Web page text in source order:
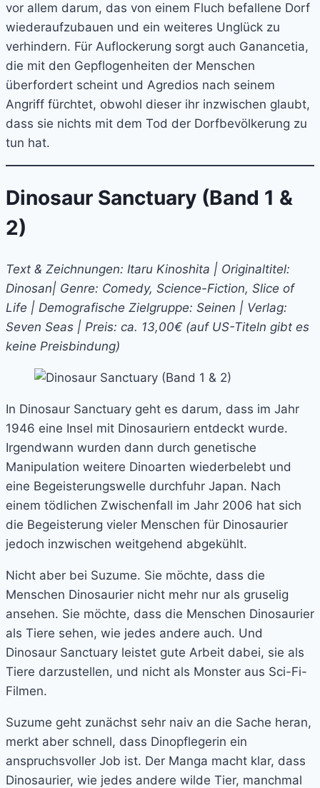
vor allem darum, das von einem Fluch befallene Dorf
wiederaufzubauen und ein weiteres Unglück zu
verhindern. Für Auflockerung sorgt auch Ganancetia,
die mit den Gepflogenheiten der Menschen
überfordert scheint und Agredios nach seinem
Angriff fürchtet, obwohl dieser ihr inzwischen glaubt,
dass sie nichts mit dem Tod der Dorfbevölkerung zu
tun hat.
Dinosaur Sanctuary (Band 1 &
2)
Text & Zeichnungen: Itaru Kinoshita | Originaltitel:
Dinosan| Genre: Comedy, Science-Fiction, Slice of
Life | Demografische Zielgruppe: Seinen | Verlag:
Seven Seas | Preis: ca. 13,00€ (auf US-Titeln gibt es
keine Preisbindung)
In Dinosaur Sanctuary geht es darum, dass im Jahr
1946 eine Insel mit Dinosauriern entdeckt wurde.
Irgendwann wurden dann durch genetische
Manipulation weitere Dinoarten wiederbelebt und
eine Begeisterungswelle durchfuhr Japan. Nach
einem tödlichen Zwischenfall im Jahr 2006 hat sich
die Begeisterung vieler Menschen für Dinosaurier
jedoch inzwischen weitgehend abgekühlt.
Nicht aber bei Suzume. Sie möchte, dass die
Menschen Dinosaurier nicht mehr nur als gruselig
ansehen. Sie möchte, dass die Menschen Dinosaurier
als Tiere sehen, wie jedes andere auch. Und
Dinosaur Sanctuary leistet gute Arbeit dabei, sie als
Tiere darzustellen, und nicht als Monster aus Sci-Fi-
Filmen.
Suzume geht zunächst sehr naiv an die Sache heran,
merkt aber schnell, dass Dinopflegerin ein
anspruchsvoller Job ist. Der Manga macht klar, dass
Dinosaurier, wie jedes andere wilde Tier, manchmal